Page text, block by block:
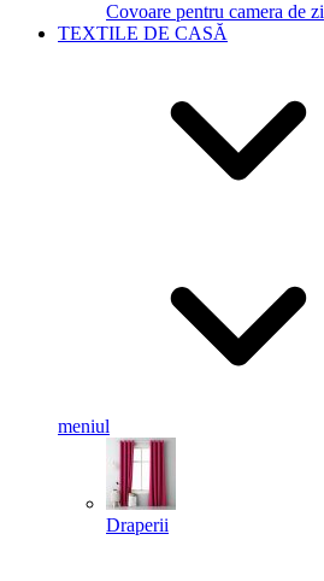
Covoare pentru camera de zi
TEXTILE DE CASĂ
meniul
Draperii